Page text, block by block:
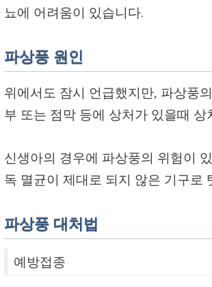
뇨에 어려움이 있습니다.
파상풍 원인
위에서도 잠시 언급했지만, 파상풍
부 또는 점막 등에 상처가 있을때
신생아의 경우에 파상풍의 위험이
독 멸균이 제대로 되지 않은 기구로
파상풍 대처법
예방접종